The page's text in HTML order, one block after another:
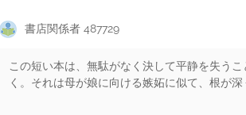
書店関係者 487729
この短い本は、無駄がなく決して平静を失う
く。それは母が娘に向ける嫉妬に似て、根が